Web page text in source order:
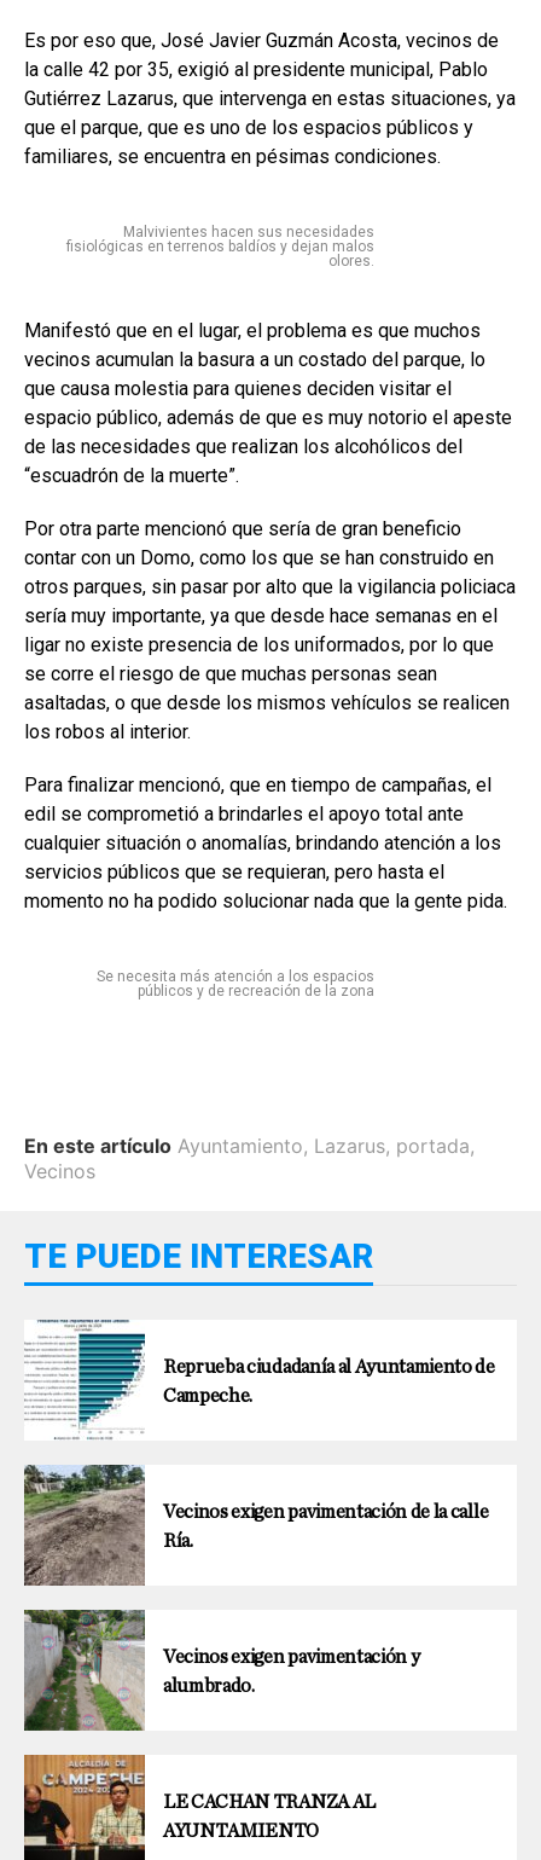
Es por eso que, José Javier Guzmán Acosta, vecinos de
la calle 42 por 35, exigió al presidente municipal, Pablo
Gutiérrez Lazarus, que intervenga en estas situaciones, ya
que el parque, que es uno de los espacios públicos y
familiares, se encuentra en pésimas condiciones.
Malvivientes hacen sus necesidades
fisiológicas en terrenos baldíos y dejan malos
olores.
Manifestó que en el lugar, el problema es que muchos
vecinos acumulan la basura a un costado del parque, lo
que causa molestia para quienes deciden visitar el
espacio público, además de que es muy notorio el apeste
de las necesidades que realizan los alcohólicos del
“escuadrón de la muerte”.
Por otra parte mencionó que sería de gran beneficio
contar con un Domo, como los que se han construido en
otros parques, sin pasar por alto que la vigilancia policiaca
sería muy importante, ya que desde hace semanas en el
ligar no existe presencia de los uniformados, por lo que
se corre el riesgo de que muchas personas sean
asaltadas, o que desde los mismos vehículos se realicen
los robos al interior.
Para finalizar mencionó, que en tiempo de campañas, el
edil se comprometió a brindarles el apoyo total ante
cualquier situación o anomalías, brindando atención a los
servicios públicos que se requieran, pero hasta el
momento no ha podido solucionar nada que la gente pida.
Se necesita más atención a los espacios
públicos y de recreación de la zona
En este artículo Ayuntamiento, Lazarus, portada,
Vecinos
TE PUEDE INTERESAR
Reprueba ciudadanía al Ayuntamiento de
Campeche.
Vecinos exigen pavimentación de la calle
Ría.
Vecinos exigen pavimentación y
alumbrado.
LE CACHAN TRANZA AL
AYUNTAMIENTO